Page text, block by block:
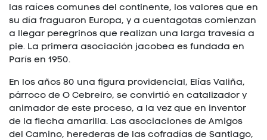
las raíces comunes del continente, los valores que en
su día fraguaron Europa, y a cuentagotas comienzan
a llegar peregrinos que realizan una larga travesía a
pie. La primera asociación jacobea es fundada en
París en 1950.
En los años 80 una figura providencial, Elías Valiña,
párroco de O Cebreiro, se convirtió en catalizador y
animador de este proceso, a la vez que en inventor
de la flecha amarilla. Las asociaciones de Amigos
del Camino, herederas de las cofradías de Santiago,